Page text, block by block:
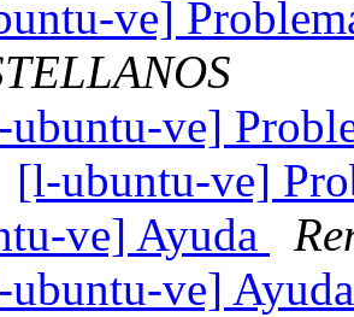
ve]
ve]
[l-ubuntu-ve]
ve] Ayuda
ve]